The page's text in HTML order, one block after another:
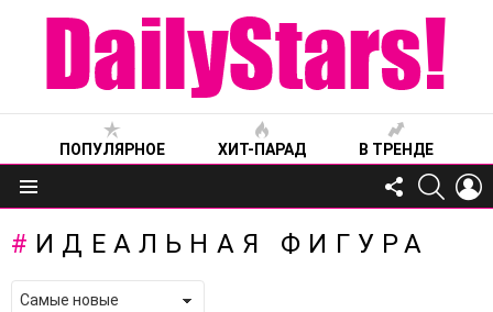
ПОПУЛЯРНОЕ ХИТ-ПАРАД В ТРЕНДЕ
Меню
FOLLOW
US
ИДЕАЛЬНАЯ ФИГУРА